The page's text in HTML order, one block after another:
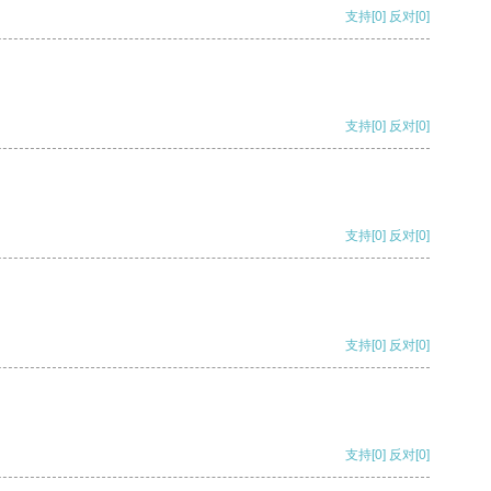
支持[0] 反对[0]
支持[0] 反对[0]
支持[0] 反对[0]
支持[0] 反对[0]
支持[0] 反对[0]